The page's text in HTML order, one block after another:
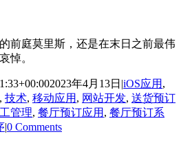
前庭莫里斯，还是在末日之前最伟
悼。
2023年4月13日 |iOS应用 ,
, 技术, 移动应用 , 网站开发, 送货预订
管理, 餐厅预订应用 , 餐厅预订系
|0 Comments